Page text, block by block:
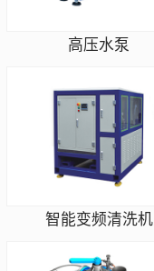
高压水泵
智能变频清洗机